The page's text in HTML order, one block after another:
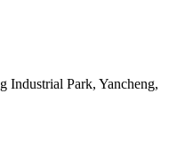
Industrial Park, Yancheng,